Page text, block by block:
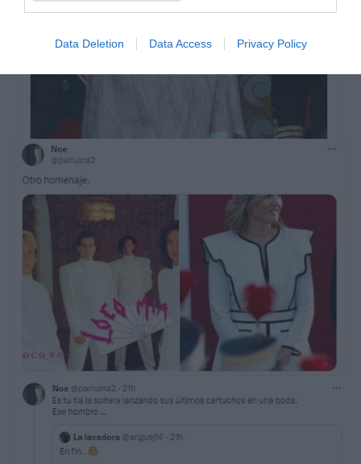
Data Deletion Data Access Privacy Policy